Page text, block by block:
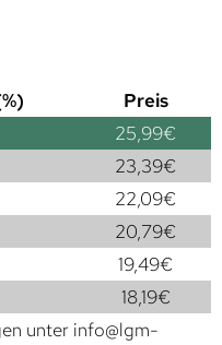
Preis
25,99€
23,39€
22,09€
20,79€
19,49€
18,19€
unter info@lgm-